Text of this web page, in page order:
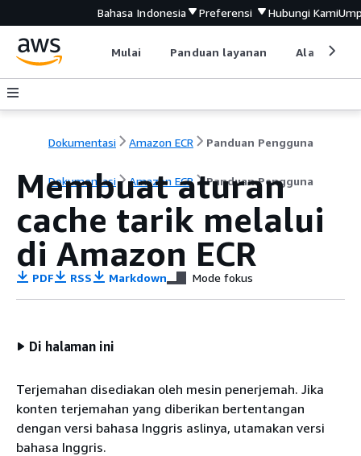
Bahasa Indonesia Preferensi Hubungi Kami
Mulai Panduan layanan Alat
Dokumentasi Amazon ECR Panduan Pengguna
Dokumentasi Amazon ECR Panduan Pengguna
Membuat aturan
cache tarik melalui
di Amazon ECR
PDF RSS Markdown Mode fokus
Di halaman ini
Terjemahan disediakan oleh mesin penerjemah. Jika
konten terjemahan yang diberikan bertentangan
dengan versi bahasa Inggris aslinya, utamakan versi
bahasa Inggris.